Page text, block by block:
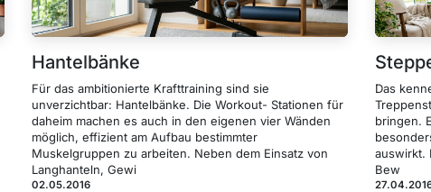
Hantelbänke
Für das ambitionierte Krafttraining sind sie
unverzichtbar: Hantelbänke. Die Workout- Stationen für
daheim machen es auch in den eigenen vier Wänden
möglich, effizient am Aufbau bestimmter
Muskelgruppen zu arbeiten. Neben dem Einsatz von
Langhanteln, Gewi
02.05.2016
Das
bringen.
auswirkt.
Bew